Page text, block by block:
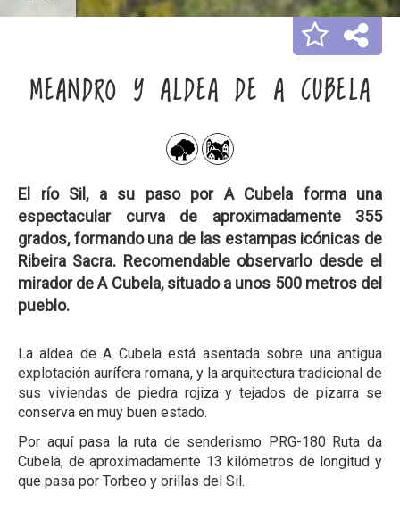
MEANDRO Y ALDEA DE A CUBELA
El río Sil, a su paso por A Cubela forma una
espectacular curva de aproximadamente 355
grados, formando una de las estampas icónicas de
Ribeira Sacra. Recomendable observarlo desde el
mirador de A Cubela, situado a unos 500 metros del
pueblo.
La aldea de A Cubela está asentada sobre una antigua
explotación aurífera romana, y la arquitectura tradicional de
sus viviendas de piedra rojiza y tejados de pizarra se
conserva en muy buen estado.
Por aquí pasa la ruta de senderismo PRG-180 Ruta da
Cubela, de aproximadamente 13 kilómetros de longitud y
que pasa por Torbeo y orillas del Sil.